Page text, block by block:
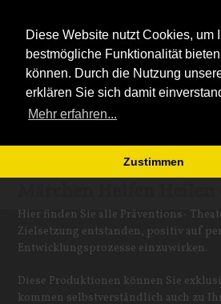
Diese Website nutzt Cookies, um
bestmögliche Funktionalität
können. Durch die Nutzung
erklären Sie sich damit
Mehr erfahren...
Zustimmen
content
mobile
menu
mobile
menu
Hier finden Sie alle Präventions-
Zielsetzung entstanden, positiv auf
Entwicklungsprozesse einzuwirken.
Diese Produktionen können Sie
kommen selbstverständlich auch zu